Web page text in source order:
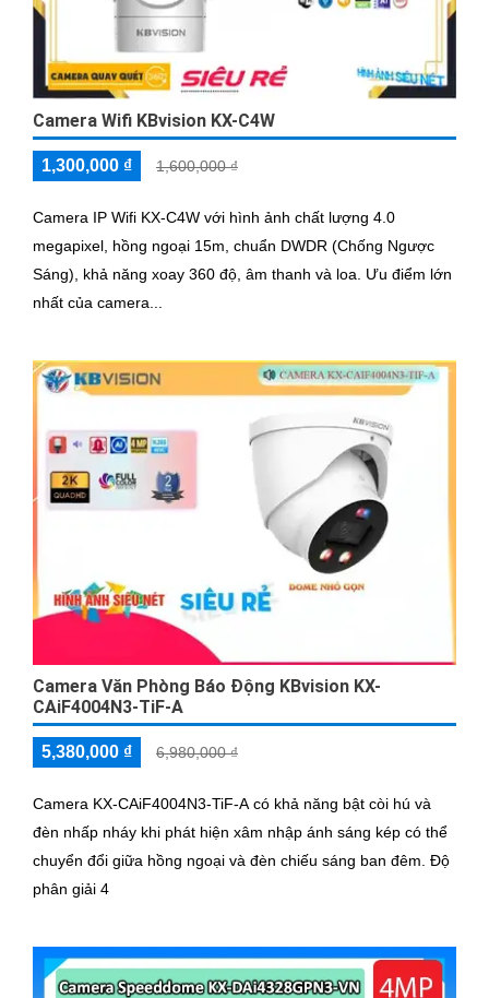
Camera Wifi KBvision KX-C4W
1,300,000 ₫ 1,600,000 ₫
Camera IP Wifi KX-C4W với hình ảnh chất lượng 4.0
megapixel, hồng ngoại 15m, chuẩn DWDR (Chống Ngược
Sáng), khả năng xoay 360 độ, âm thanh và loa. Ưu điểm lớn
nhất của camera...
Camera Văn Phòng Báo Động KBvision KX-
CAiF4004N3-TiF-A
5,380,000 ₫ 6,980,000 ₫
Camera KX-CAiF4004N3-TiF-A có khả năng bật còi hú và
đèn nhấp nháy khi phát hiện xâm nhập ánh sáng kép có thể
chuyển đổi giữa hồng ngoại và đèn chiếu sáng ban đêm. Độ
phân giải 4